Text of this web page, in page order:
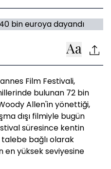
Film Festivali,
bulunan 72 bin
Allen'in yönettiği,
dışı filmiyle bugün
süresince kentin
talebe bağlı olarak
en yüksek seviyesine